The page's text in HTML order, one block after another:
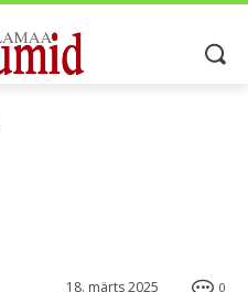
0
18. märts 2025